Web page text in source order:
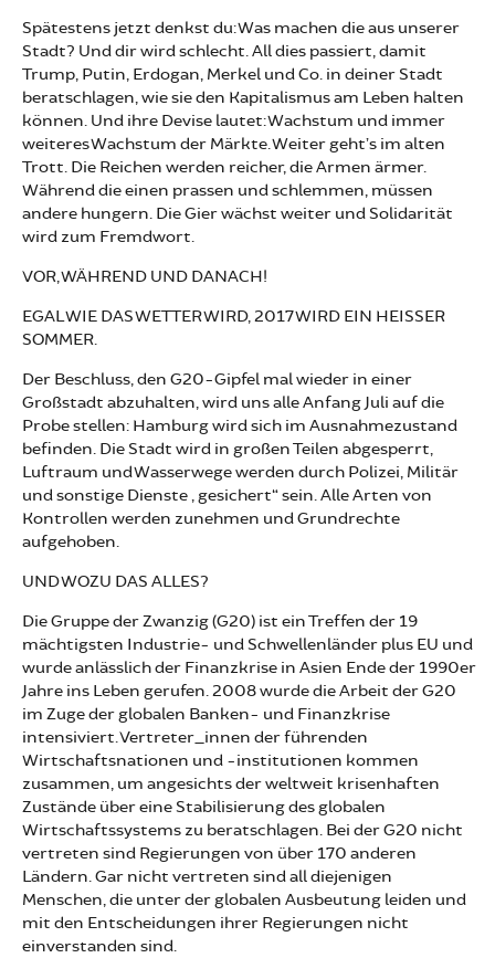
Spätestens jetzt denkst du: Was machen die aus unserer
Stadt? Und dir wird schlecht. All dies passiert, damit
Trump, Putin, Erdogan, Merkel und Co. in deiner Stadt
beratschlagen, wie sie den Kapitalismus am Leben halten
können. Und ihre Devise lautet: Wachstum und immer
weiteres Wachstum der Märkte. Weiter geht’s im alten
Trott. Die Reichen werden reicher, die Armen ärmer.
Während die einen prassen und schlemmen, müssen
andere hungern. Die Gier wächst weiter und Solidarität
wird zum Fremdwort.
VOR, WÄHREND UND DANACH!
EGAL WIE DAS WETTER WIRD, 2017 WIRD EIN HEISSER
SOMMER.
Der Beschluss, den G20-Gipfel mal wieder in einer
Großstadt abzuhalten, wird uns alle Anfang Juli auf die
Probe stellen: Hamburg wird sich im Ausnahmezustand
befinden. Die Stadt wird in großen Teilen abgesperrt,
Luftraum und Wasserwege werden durch Polizei, Militär
und sonstige Dienste „gesichert“ sein. Alle Arten von
Kontrollen werden zunehmen und Grundrechte
aufgehoben.
UND WOZU DAS ALLES?
Die Gruppe der Zwanzig (G20) ist ein Treffen der 19
mächtigsten Industrie- und Schwellenländer plus EU und
wurde anlässlich der Finanzkrise in Asien Ende der 1990er
Jahre ins Leben gerufen. 2008 wurde die Arbeit der G20
im Zuge der globalen Banken- und Finanzkrise
intensiviert. Vertreter_innen der führenden
Wirtschaftsnationen und -institutionen kommen
zusammen, um angesichts der weltweit krisenhaften
Zustände über eine Stabilisierung des globalen
Wirtschaftssystems zu beratschlagen. Bei der G20 nicht
vertreten sind Regierungen von über 170 anderen
Ländern. Gar nicht vertreten sind all diejenigen
Menschen, die unter der globalen Ausbeutung leiden und
mit den Entscheidungen ihrer Regierungen nicht
einverstanden sind.